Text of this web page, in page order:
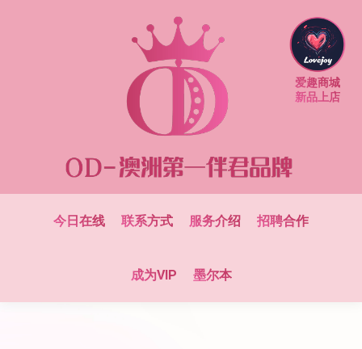
今日在线 联系方式 服务介绍 招聘合作
成为VIP 墨尔本
爱趣商城
新品上店